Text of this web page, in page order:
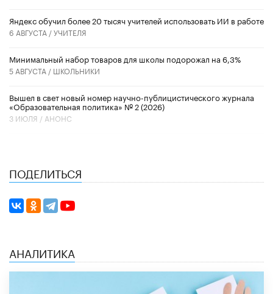
​Яндекс обучил более 20 тысяч учителей использовать ИИ в работе
6 АВГУСТА /УЧИТЕЛЯ
Минимальный набор товаров для школы подорожал на 6,3%
5 АВГУСТА / ШКОЛЬНИКИ
Вышел в свет новый номер научно-публицистического журнала
«Образовательная политика» № 2 (2026)
3 ИЮЛЯ / АНОНС
ПОДЕЛИТЬСЯ
АНАЛИТИКА